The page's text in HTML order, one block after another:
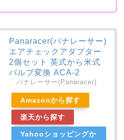
Panaracer(パナレーサー)
エアチェックアダプター
2個セット 英式から米式
バルブ変換 ACA-2
パナレーサー(Panaracer)
Amazonから探す
楽天から探す
Yahooショッピングか